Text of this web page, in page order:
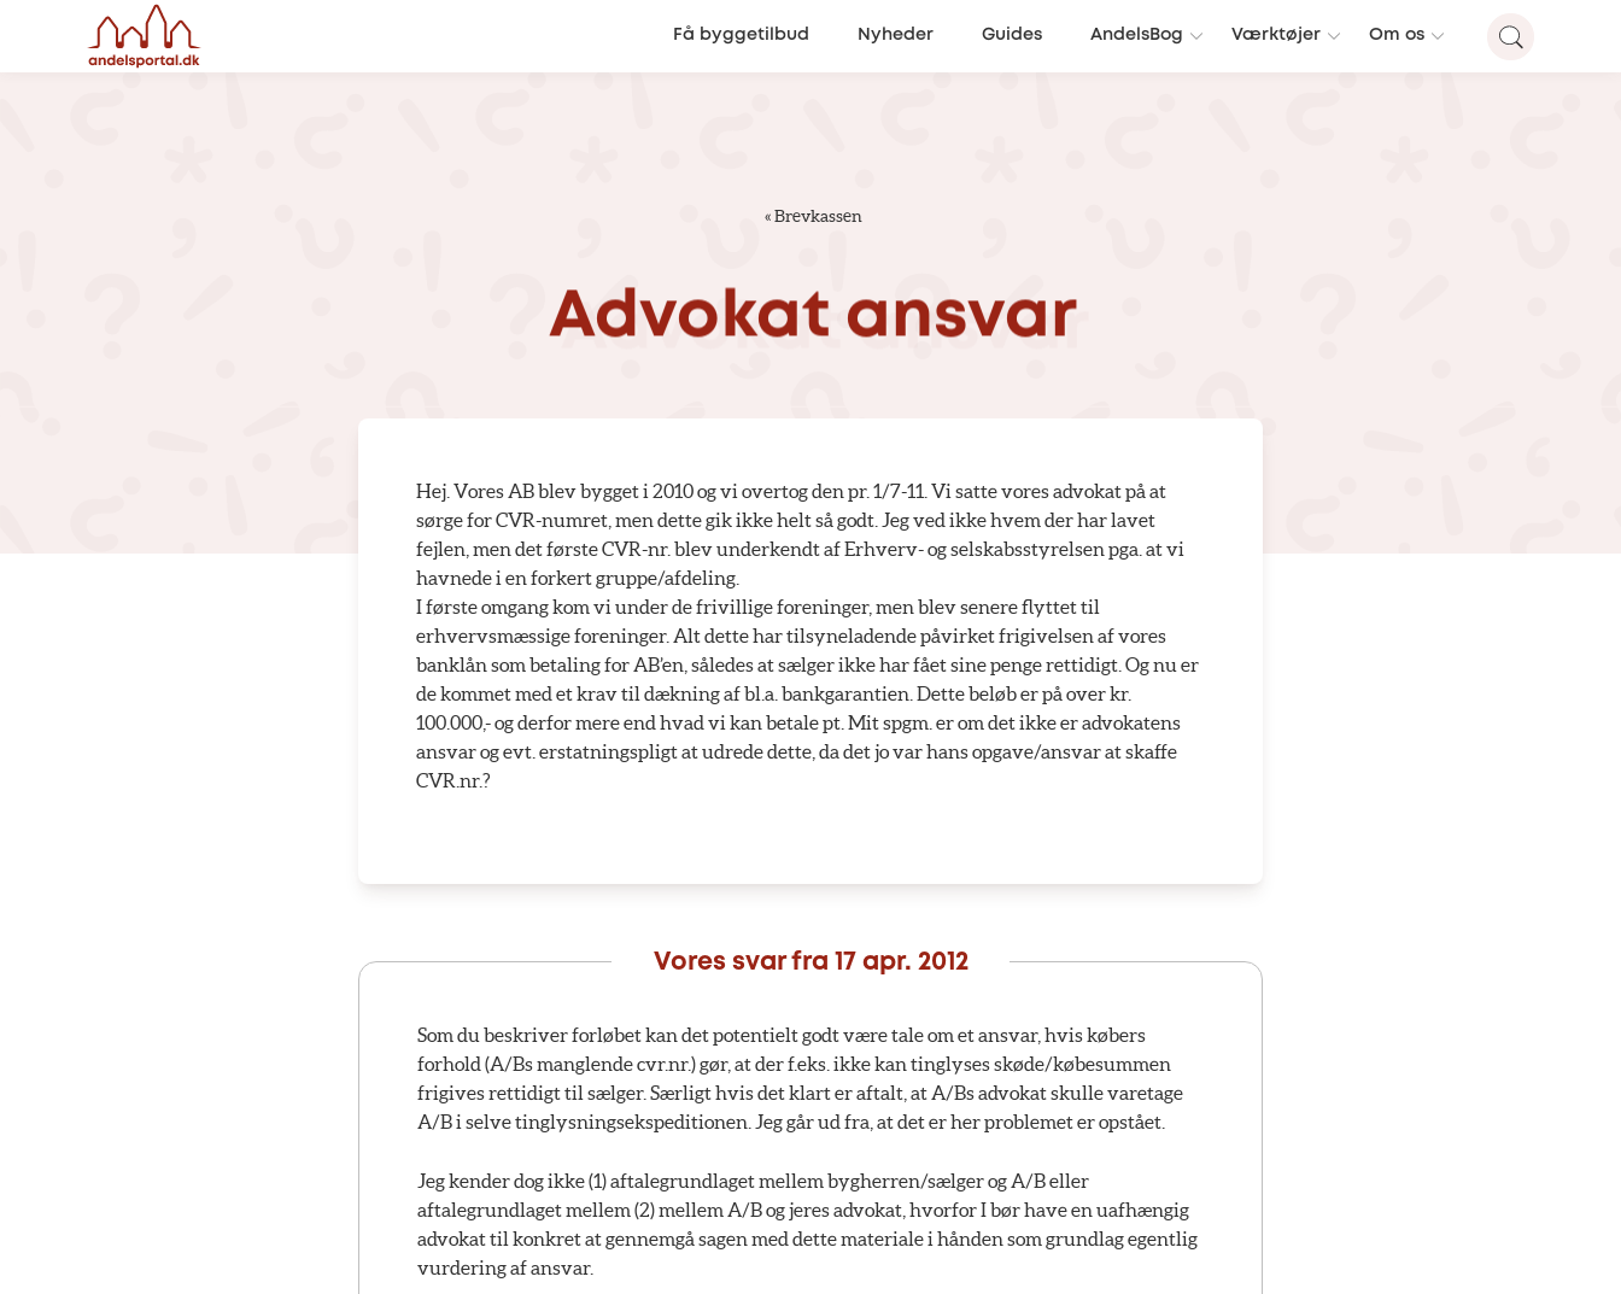
Få byggetilbud Nyheder Guides AndelsBog Værktøjer Om os
«Brevkassen
Advokat ansvar
Hej. Vores AB blev bygget i 2010 og vi overtog den pr. 1/7-11. Vi satte vores advokat på at
sørge for CVR-numret, men dette gik ikke helt så godt. Jeg ved ikke hvem der har lavet
fejlen, men det første CVR-nr. blev underkendt af Erhverv- og selskabsstyrelsen pga. at vi
havnede i en forkert gruppe/afdeling.
I første omgang kom vi under de frivillige foreninger, men blev senere flyttet til
erhvervsmæssige foreninger. Alt dette har tilsyneladende påvirket frigivelsen af vores
banklån som betaling for AB’en, således at sælger ikke har fået sine penge rettidigt. Og nu er
de kommet med et krav til dækning af bl.a. bankgarantien. Dette beløb er på over kr.
100.000,- og derfor mere end hvad vi kan betale pt. Mit spgm. er om det ikke er advokatens
ansvar og evt. erstatningspligt at udrede dette, da det jo var hans opgave/ansvar at skaffe
CVR.nr.?
Vores svar fra 17 apr. 2012
Som du beskriver forløbet kan det potentielt godt være tale om et ansvar, hvis købers
forhold (A/Bs manglende cvr.nr.) gør, at der f.eks. ikke kan tinglyses skøde/købesummen
frigives rettidigt til sælger. Særligt hvis det klart er aftalt, at A/Bs advokat skulle varetage
A/B i selve tinglysningsekspeditionen. Jeg går ud fra, at det er her problemet er opstået.
Jeg kender dog ikke (1) aftalegrundlaget mellem bygherren/sælger og A/B eller
aftalegrundlaget mellem (2) mellem A/B og jeres advokat, hvorfor I bør have en uafhængig
advokat til konkret at gennemgå sagen med dette materiale i hånden som grundlag egentlig
vurdering af ansvar.